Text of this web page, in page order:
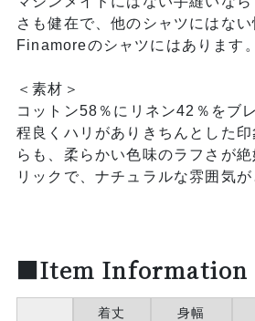
さも健在で、他のシャツにはな
Finamoreのシャツにはあります。
＜素材＞
コットン58％にリネン42％をブレ
程良くハリがありきちんとした
らも、柔らかい色味のラフさが
リックで、ナチュラルな雰囲気が
■Item Information
着丈 身幅